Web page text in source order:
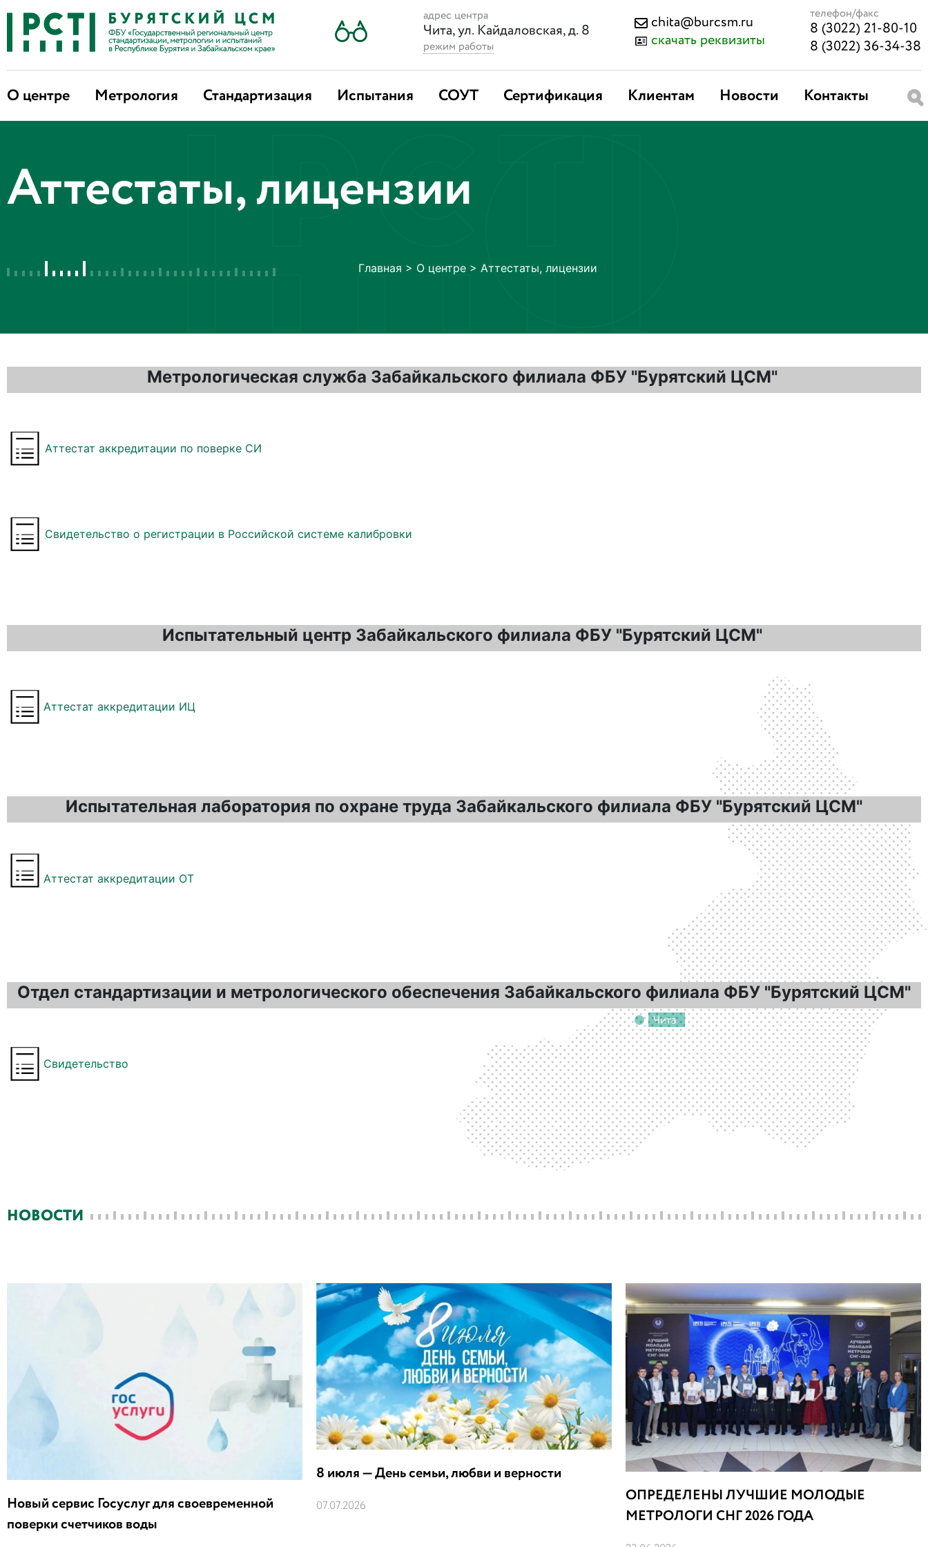
адрес центра
Чита, ул. Кайдаловская, д. 8
режим работы
chita@burcsm.ru
скачать реквизиты
телефон/факс
8 (3022) 21-80-10
8 (3022) 36-34-38
О центре Метрология Стандартизация Испытания СОУТ Сертификация Клиентам Новости Контакты
Аттестаты, лицензии
Главная > О центре > Аттестаты, лицензии
Метрологическая служба Забайкальского филиала ФБУ "Бурятский ЦСМ"
Аттестат аккредитации по поверке СИ
Свидетельство о регистрации в Российской системе калибровки
Испытательный центр Забайкальского филиала ФБУ "Бурятский ЦСМ"
Аттестат аккредитации ИЦ
Испытательная лаборатория по охране труда Забайкальского филиала ФБУ "Бурятский ЦСМ"
Аттестат аккредитации ОТ
Отдел стандартизации и метрологического обеспечения Забайкальского филиала ФБУ "Бурятский ЦСМ"
Свидетельство
НОВОСТИ
Новый сервис Госуслуг для своевременной
поверки счетчиков воды
8 июля — День семьи, любви и верности
07.07.2026
ОПРЕДЕЛЕНЫ ЛУЧШИЕ МОЛОДЫЕ
МЕТРОЛОГИ СНГ 2026 ГОДА